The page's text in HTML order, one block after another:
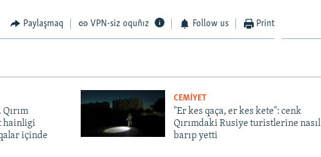
Paylaşmaq VPN-siz oquñız Follow us Print
hainligi
içinde
CEMİYET
"Er kes qaça, er kes kete": cenk
Qırımdaki Rusiye turistlerine nasıl
barıp yetti